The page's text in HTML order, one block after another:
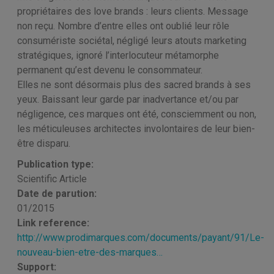
propriétaires des love brands : leurs clients. Message
non reçu. Nombre d’entre elles ont oublié leur rôle
consumériste sociétal, négligé leurs atouts marketing
stratégiques, ignoré l’interlocuteur métamorphe
permanent qu’est devenu le consommateur.
Elles ne sont désormais plus des sacred brands à ses
yeux. Baissant leur garde par inadvertance et/ou par
négligence, ces marques ont été, consciemment ou non,
les méticuleuses architectes involontaires de leur bien-
être disparu.
Publication type:
Scientific Article
Date de parution:
01/2015
Link reference:
http://www.prodimarques.com/documents/payant/91/Le-
nouveau-bien-etre-des-marques…
Support: